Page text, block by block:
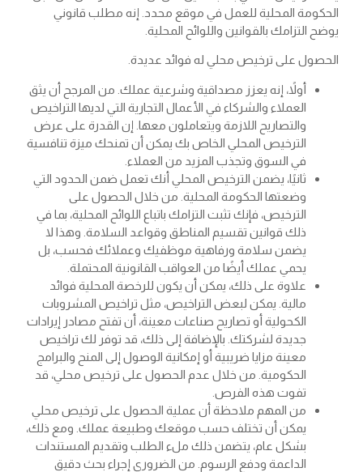
الحكومة المحلية للعمل في موقع محدد. إنه مطلب قانوني
يوضح التزامك بالقوانين واللوائح المحلية.
الحصول على ترخيص محلي له فوائد عديدة.
أولاً، إنه يعزز مصداقية وشرعية عملك. من المرجح أن يثق
العملاء والشركاء في الأعمال التجارية التي لديها التراخيص
والتصاريح اللازمة ويتعاملون معها. إن القدرة على عرض
الترخيص المحلي الخاص بك يمكن أن تمنحك ميزة تنافسية
في السوق وتجذب المزيد من العملاء.
ثانيًا، يضمن الترخيص المحلي أنك تعمل ضمن الحدود التي
وضعتها الحكومة المحلية. من خلال الحصول على
الترخيص، فإنك تثبت التزامك باتباع اللوائح المحلية، بما في
ذلك قوانين تقسيم المناطق وقواعد السلامة. وهذا لا
يضمن سلامة ورفاهية موظفيك وعملائك فحسب، بل
يحمي عملك أيضًا من العواقب القانونية المحتملة.
علاوة على ذلك، يمكن أن يكون للرخصة المحلية فوائد
مالية. يمكن لبعض التراخيص، مثل تراخيص المشروبات
الكحولية أو تصاريح صناعات معينة، أن تفتح مصادر إيرادات
جديدة لشركتك. بالإضافة إلى ذلك، قد توفر لك تراخيص
معينة مزايا ضريبية أو إمكانية الوصول إلى المنح والبرامج
الحكومية. من خلال عدم الحصول على ترخيص محلي، قد
تفوت هذه الفرص.
من المهم ملاحظة أن عملية الحصول على ترخيص محلي
يمكن أن تختلف حسب موقعك وطبيعة عملك. ومع ذلك،
بشكل عام، يتضمن ذلك ملء الطلب وتقديم المستندات
الداعمة ودفع الرسوم. من الضروري إجراء بحث دقيق